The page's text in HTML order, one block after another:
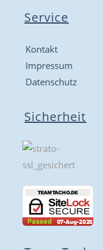
Service
Kontakt
Impressum
Datenschutz
Sicherheit